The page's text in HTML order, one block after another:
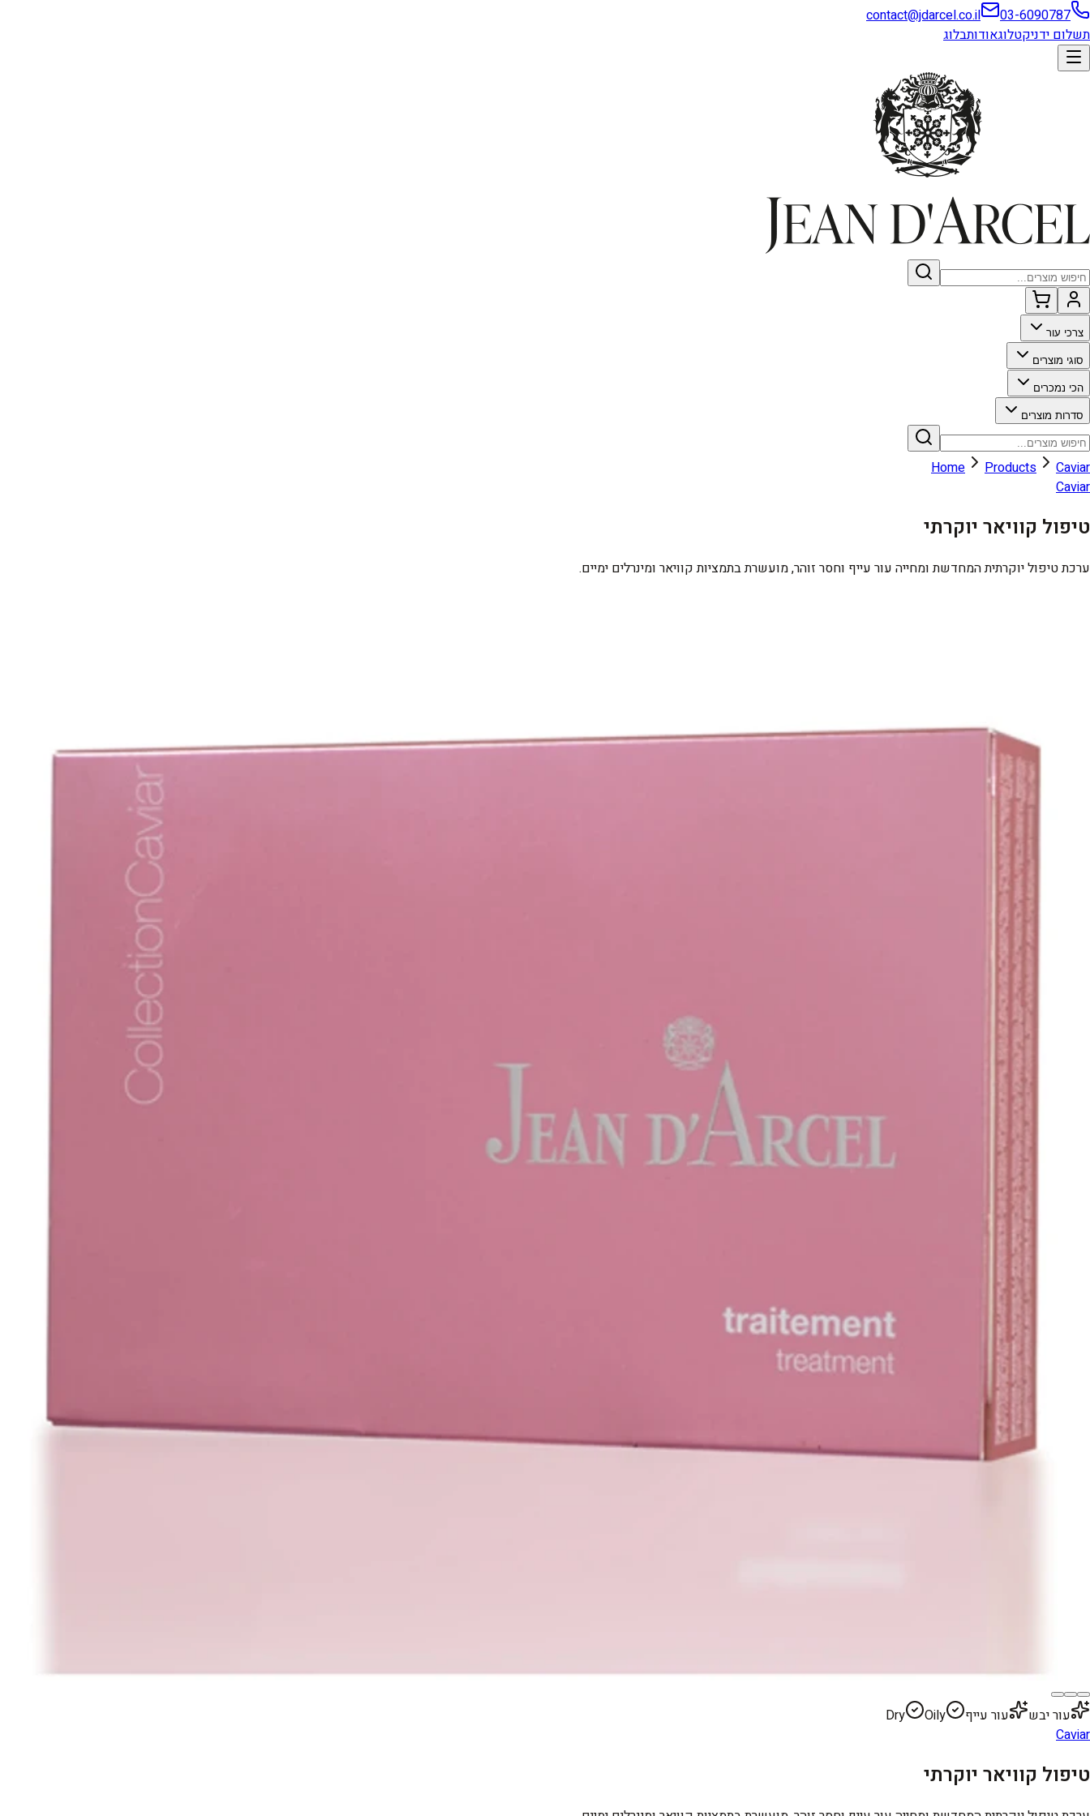
03-6090787
contact@jdarcel.co.il
תשלום ידניקטלוגאודותבלוג
צרכי עור
סוגי מוצרים
הכי נמכרים
סדרות מוצרים
Home Products
Caviar
Caviar
טיפול קוויאר יוקרתי
ערכת טיפול יוקרתית המחדשת ומחייה עור עייף וחסר זוהר, מועשרת בתמציות קוויאר ומינרלים ימיים.
עור יבש עור עייף Dry
Oily
Caviar
טיפול קוויאר יוקרתי